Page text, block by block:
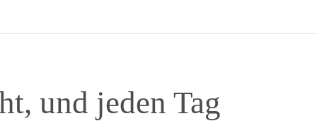
und jeden Tag